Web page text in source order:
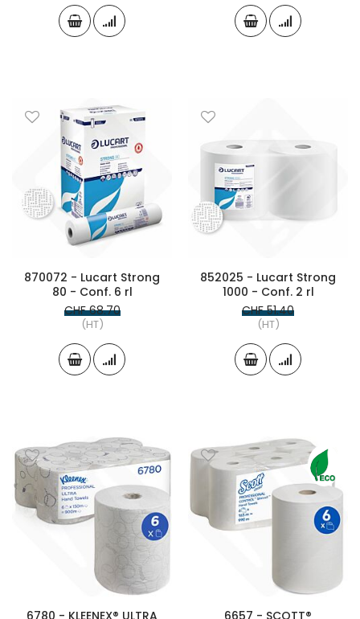
870072 - Lucart Strong
80 - Conf. 6 rl
CHF 68.70
(HT)
852025 - Lucart Strong
1000 - Conf. 2 rl
CHF 51.40
(HT)
6780 - KLEENEX® ULTRA
6657 - SCOTT®